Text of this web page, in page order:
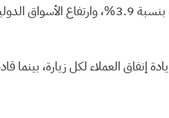
العملاء لكل زيارة، بينما قادت